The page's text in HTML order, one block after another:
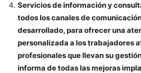
Servicios de información y
todos los canales de
desarrollado, para ofrecer una
personalizada a los trabajadores
profesionales que llevan su
informa de todas las mejoras